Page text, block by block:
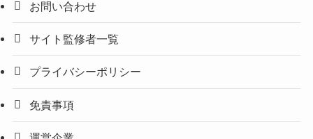
お問い合わせ
サイト監修者一覧
プライバシーポリシー
免責事項